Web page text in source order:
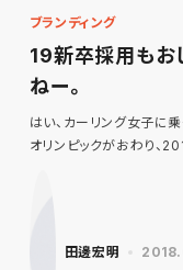
ブランディング
19新卒採用もお
ねー。
はい、カーリング女子に
オリンピックがおわり、
田邊宏明